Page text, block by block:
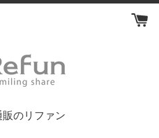
のリファン